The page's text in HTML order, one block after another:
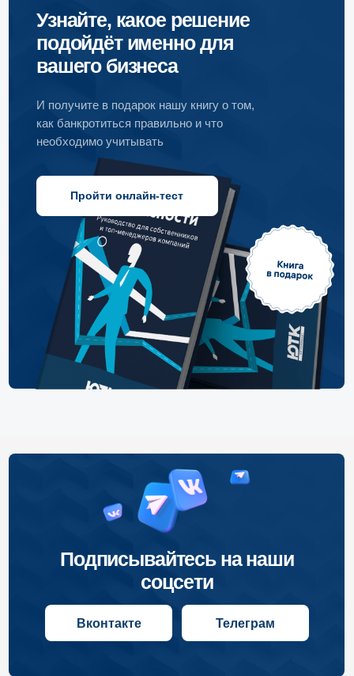
И получите в подарок нашу книгу о том,
как банкротиться правильно и что
необходимо учитывать
Пройти онлайн-тест
Телеграм